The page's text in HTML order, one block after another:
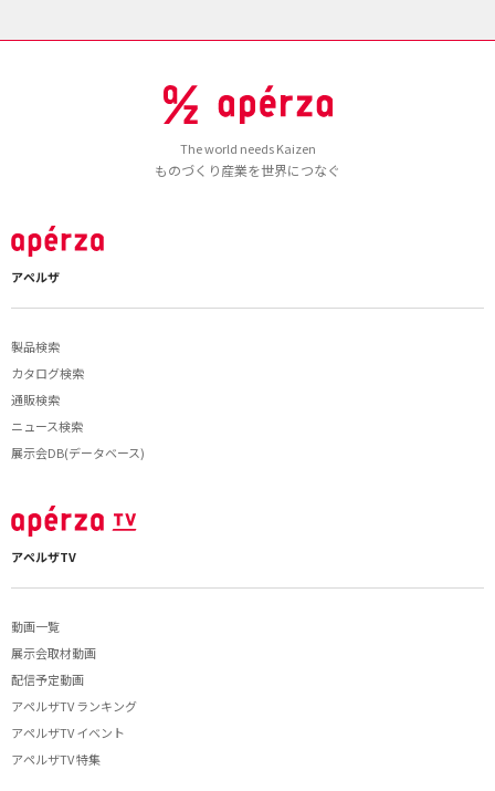
The world needs Kaizen
ものづくり産業を世界につなぐ
アペルザ
製品検索
カタログ検索
通販検索
ニュース検索
展示会DB(データベース)
アペルザTV
動画一覧
展示会取材動画
配信予定動画
アペルザTV ランキング
アペルザTV イベント
アペルザTV 特集